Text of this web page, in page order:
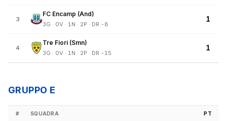
3
FC Encamp (And)
3G · 0V · 1N · 2P · DR -8
1
4
Tre Fiori (Smn)
3G · 0V · 1N · 2P · DR -15
1
GRUPPO E
# SQUADRA PT